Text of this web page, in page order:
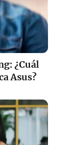
¿Cuál
Asus?